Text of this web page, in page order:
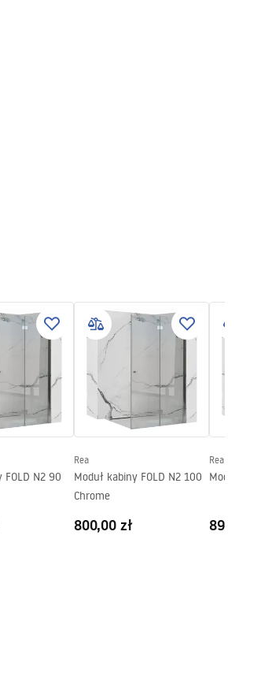
FOLD N2 90
Rea
Moduł kabiny FOLD N2 100
Chrome
800,00 zł
Rea
Moduł
899,00 zł